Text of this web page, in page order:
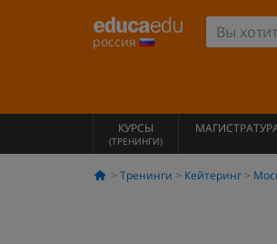
россия
КУРСЫ
(ТРЕНИНГИ)
Тренинги Кейтеринг